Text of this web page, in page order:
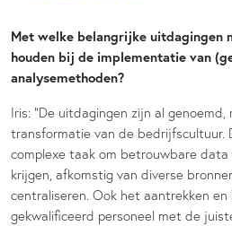
Met welke belangrijke uitdagingen
houden bij de implementatie van
analysemethoden?
Iris: “De uitdagingen zijn al
transformatie van de bedrijfscultuur.
complexe taak om betrouwbare
krijgen, afkomstig van diverse
centraliseren. Ook het aantrekken en
gekwalificeerd personeel met de